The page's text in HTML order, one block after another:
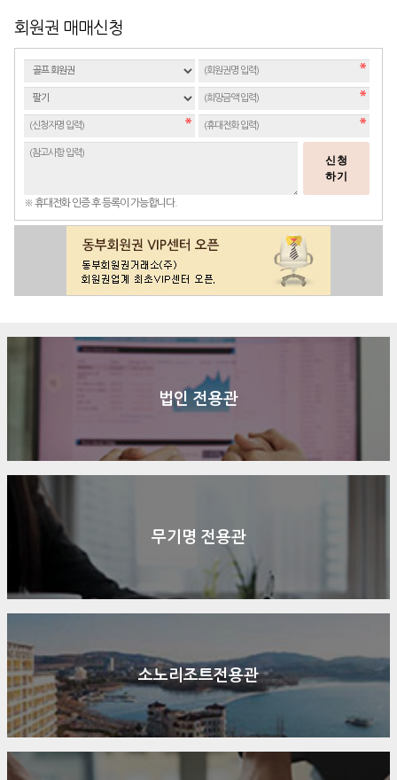
회원권 매매신청
신청
하기
※ 휴대전화 인증 후 등록이 가능합니다.
법인 전용관
무기명 전용관
소노리조트전용관